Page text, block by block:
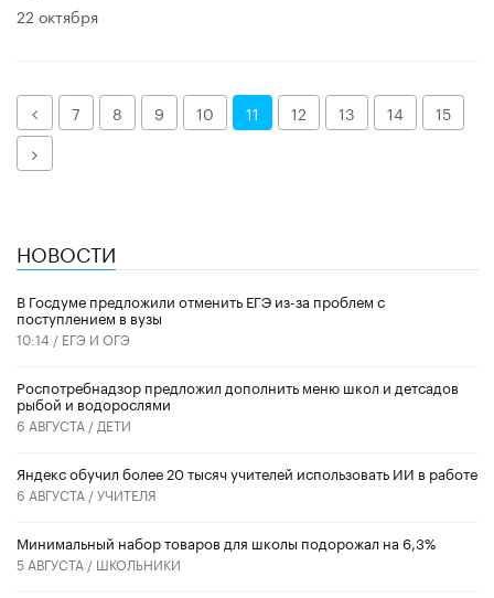
22 октября
Назад
7 8 9 10 11 12 13 14
15
Далее
НОВОСТИ
В Госдуме предложили отменить ЕГЭ из-за проблем с
поступлением в вузы
10:14 / ЕГЭ И ОГЭ
Роспотребнадзор предложил дополнить меню школ и детсадов
рыбой и водорослями
6 АВГУСТА / ДЕТИ
​Яндекс обучил более 20 тысяч учителей использовать ИИ в работе
6 АВГУСТА /УЧИТЕЛЯ
Минимальный набор товаров для школы подорожал на 6,3%
5 АВГУСТА / ШКОЛЬНИКИ